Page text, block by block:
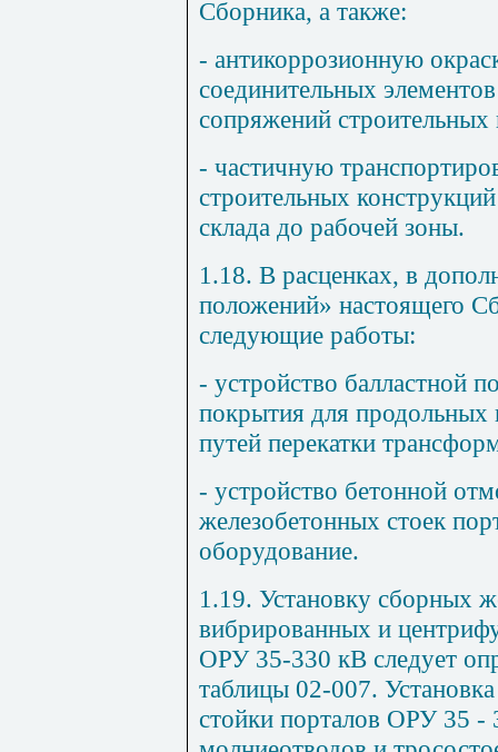
Сборника, а также:
- антикоррозионную
соединительных
сопряжений
- частичную
строительных
склада до рабочей зоны.
1.18. В расценках, в
положений» настоящего
следующие работы:
- устройство балластной
покрытия для продольных
путей перекатки
- устройство бетонной
железобетонных стоек
оборудование.
1.19. Установку сборных
вибрированных и
ОРУ 35-330 кВ следует
таблицы 02-007.
стойки порталов ОРУ 35 -